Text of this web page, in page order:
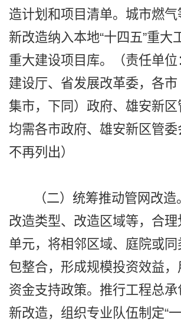
造计划和项目清单。城市燃
新改造纳入本地“十四五”重大
重大建设项目库。（责任单
建设厅、省发展改革委，各
集市，下同）政府、雄安新
均需各市政府、雄安新区管委
不再列出）
（二）统筹推动管网改造
改造类型、改造区域等，合
单元，将相邻区域、庭院或
包整合，形成规模投资效益
资金支持政策。推行工程总
新改造，组织专业队伍制定“